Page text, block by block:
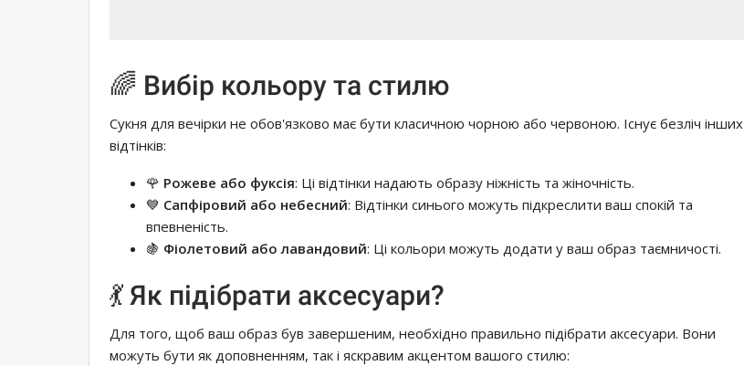
🌈 Вибір кольору та стилю
Сукня для вечірки не обов'язково має бути класичною чорною або червоною. Існує безліч інших
відтінків:
🌹 Рожеве або фуксія: Ці відтінки надають образу ніжність та жіночність.
💙 Сапфіровий або небесний: Відтінки синього можуть підкреслити ваш спокій та
впевненість.
🍇 Фіолетовий або лавандовий: Ці кольори можуть додати у ваш образ таємничості.
💃 Як підібрати аксесуари?
Для того, щоб ваш образ був завершеним, необхідно правильно підібрати аксесуари. Вони
можуть бути як доповненням, так і яскравим акцентом вашого стилю: